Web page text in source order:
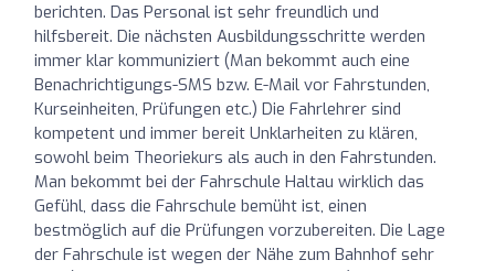
berichten. Das Personal ist sehr freundlich und
hilfsbereit. Die nächsten Ausbildungsschritte werden
immer klar kommuniziert (Man bekommt auch eine
Benachrichtigungs-SMS bzw. E-Mail vor Fahrstunden,
Kurseinheiten, Prüfungen etc.) Die Fahrlehrer sind
kompetent und immer bereit Unklarheiten zu klären,
sowohl beim Theoriekurs als auch in den Fahrstunden.
Man bekommt bei der Fahrschule Haltau wirklich das
Gefühl, dass die Fahrschule bemüht ist, einen
bestmöglich auf die Prüfungen vorzubereiten. Die Lage
der Fahrschule ist wegen der Nähe zum Bahnhof sehr